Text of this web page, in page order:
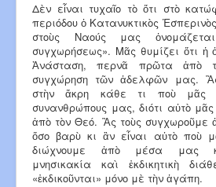
Δὲν εἶναι τυχαῖο τὸ ὅτι στὸ
περιόδου ὁ Κατανυκτικὸς
στοὺς Ναούς μας
συγχωρήσεως». Μᾶς θυμίζει ὅτι ἡ
Ἀνάσταση, περνᾶ πρῶτα ἀπὸ
συγχώρηση τῶν ἀδελφῶν μας.
στὴν ἄκρη κάθε τι ποὺ μᾶς
συνανθρώπους μας, διότι αὐτὸ
ἀπὸ τὸν Θεό. Ἂς τοὺς συγχωροῦμε
ὅσο βαρὺ κι ἂν εἶναι αὐτὸ ποὺ
διώχνουμε ἀπὸ μέσα μας
μνησικακία καὶ ἐκδικητικὴ
«ἐκδικοῦνται» μόνο μὲ τὴν ἀγάπη.